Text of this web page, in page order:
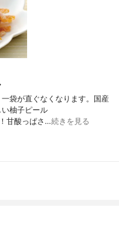
袋が直ぐなくなります。国産
柚子ピール
酸っぱさ…続きを見る